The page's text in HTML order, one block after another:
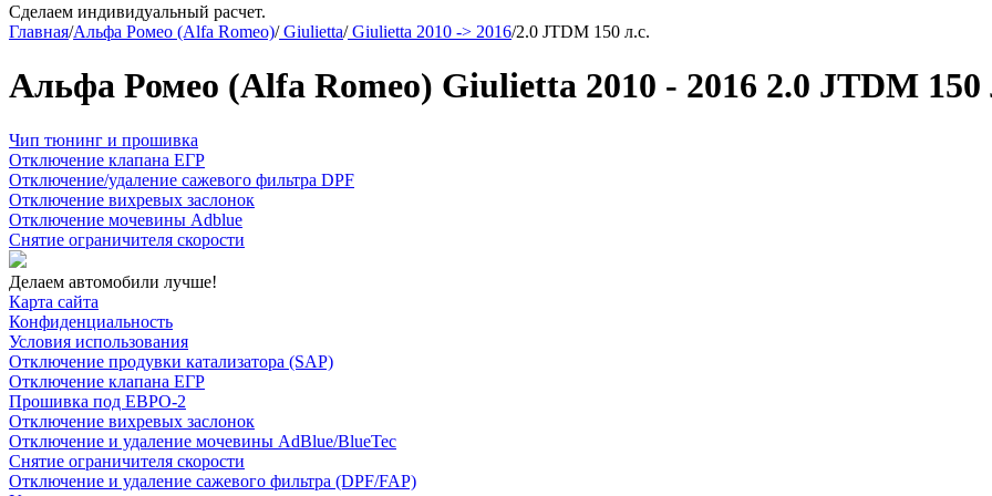
Сделаем индивидуальный расчет.
Главная/Альфа Ромео (Alfa Romeo)/Giulietta/Giulietta 2010 -> 2016/2.0 JTDM 150 л.с.
Альфа Ромео (Alfa Romeo) Giulietta 2010 - 2016 2.0 JTDM 150
Чип тюнинг и прошивка
Отключение клапана ЕГР
Отключение/удаление сажевого фильтра DPF
Отключение вихревых заслонок
Отключение мочевины Adblue
Снятие ограничителя скорости
Делаем автомобили лучше!
Карта сайта
Конфиденциальность
Условия использования
Отключение продувки катализатора (SAP)
Отключение клапана ЕГР
Прошивка под ЕВРО-2
Отключение вихревых заслонок
Отключение и удаление мочевины AdBlue/BlueTec
Снятие ограничителя скорости
Отключение и удаление сажевого фильтра (DPF/FAP)